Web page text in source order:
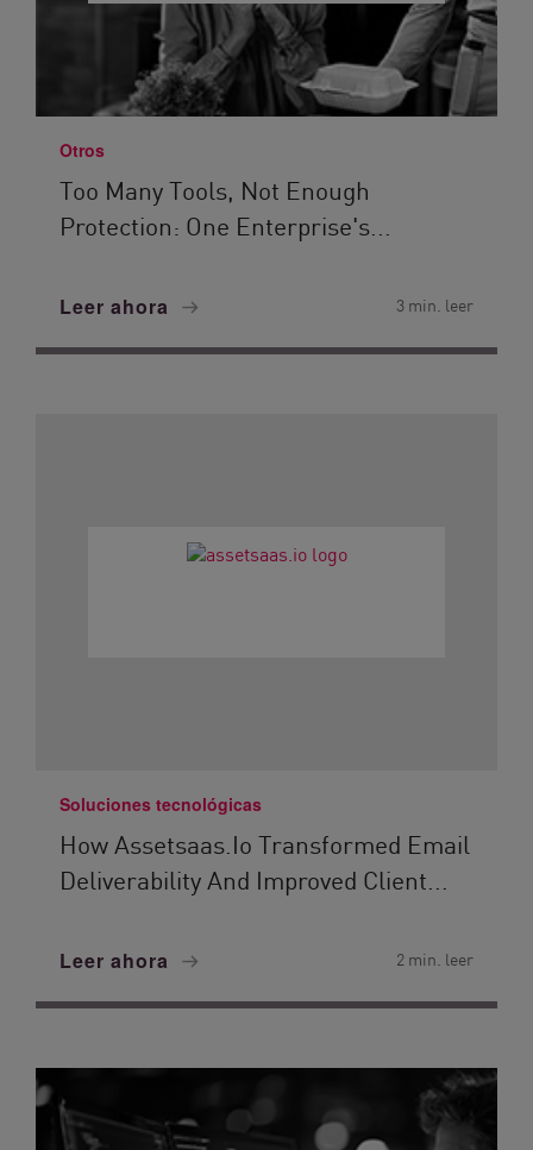
Otros
Too Many Tools, Not Enough
Protection: One Enterprise's...
Leer ahora 3 min. leer
Soluciones tecnológicas
How Assetsaas.io Transformed Email
Deliverability And Improved Client...
Leer ahora 2 min. leer